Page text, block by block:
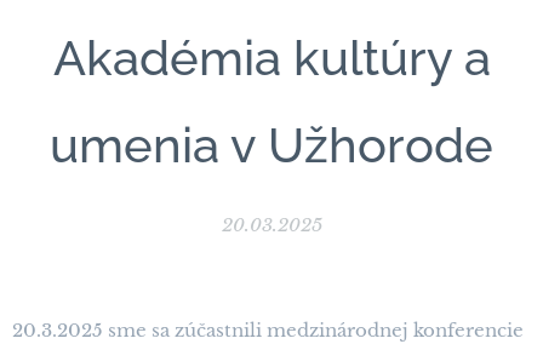
Akadémia kultúry a
umenia v Užhorode
20.03.2025
20.3.2025 sme sa zúčastnili medzinárodnej konferencie